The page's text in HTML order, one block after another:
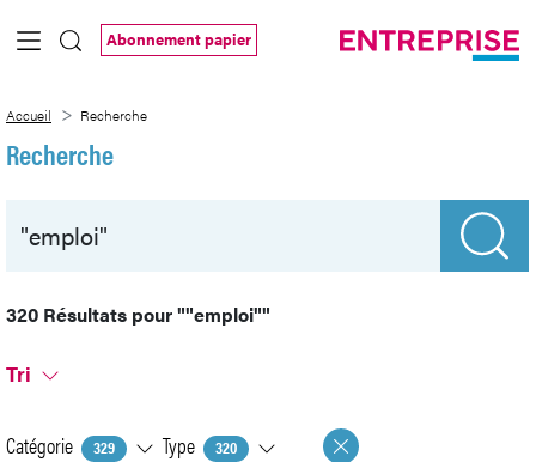
Saut au contenu principal
Abonnement papier
Accueil Recherche
Recherche
320 Résultats pour""emploi""
Tri
Catégorie 329 Type 320